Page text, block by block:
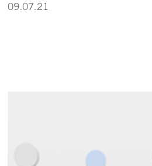
09.07.21